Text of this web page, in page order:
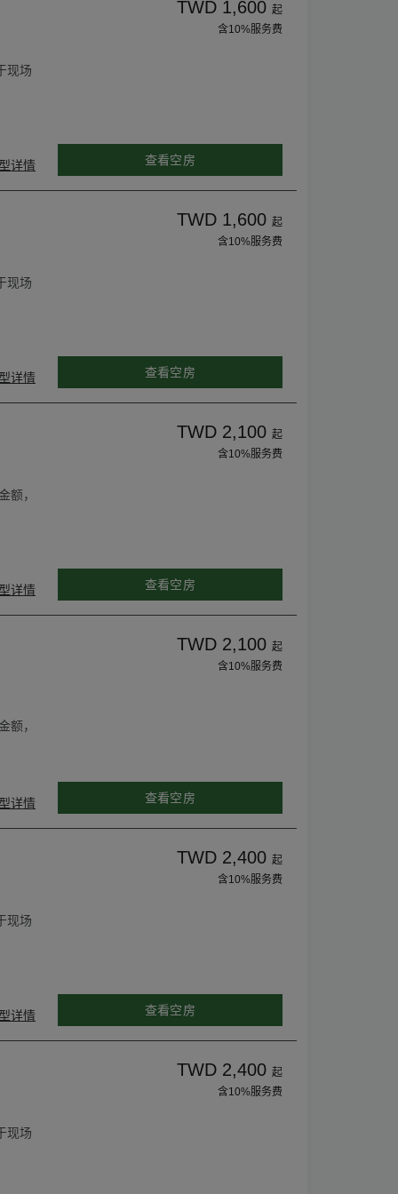
现场
详情
TWD 1,600 起
含10%服务费
查看空房
现场
详情
TWD 1,600 起
含10%服务费
查看空房
额，
详情
TWD 2,100 起
含10%服务费
查看空房
额，
详情
TWD 2,100 起
含10%服务费
查看空房
现场
详情
TWD 2,400 起
含10%服务费
查看空房
现场
TWD 2,400 起
含10%服务费